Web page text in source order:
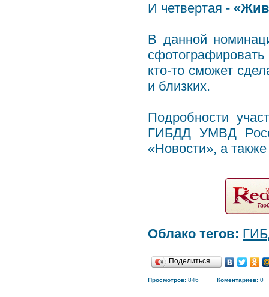
И четвертая -
В данной
кто-то сможет
и близких.
Подробности
ГИБДД УМВД
«Новости», а
Облако тегов:
Поделиться…
Просмотров: 846 Коментариев: 0